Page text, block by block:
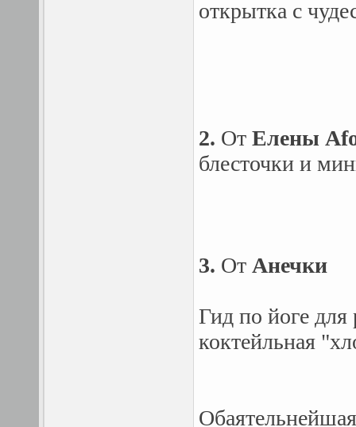
открытка с
2. От Елены
блесточки и
3. От Анечки
Гид по йоге
коктейльная